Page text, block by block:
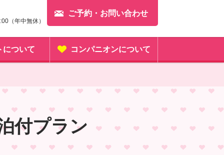
（年中無休）
ご予約・お問い合わせ
について コンパニオンについて
付プラン